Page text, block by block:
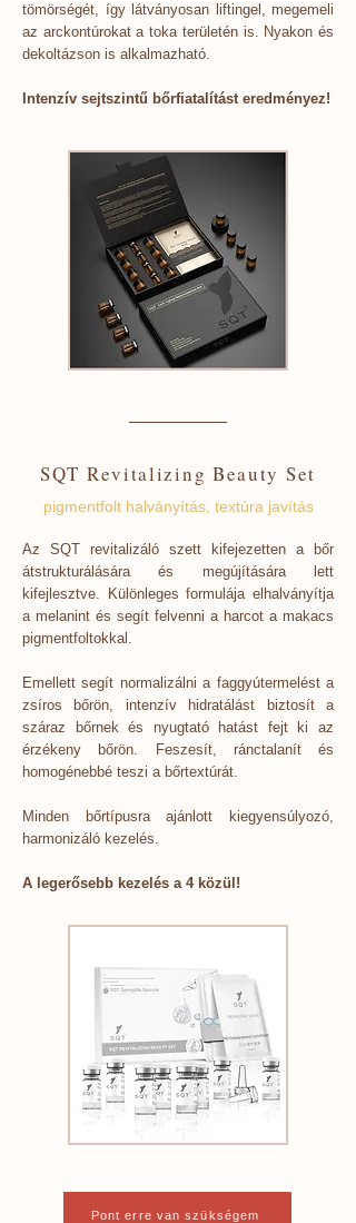
tömörségét, így látványosan liftingel, megemeli
az arckontúrokat a toka területén is. Nyakon és
dekoltázson is alkalmazható.
Intenzív sejtszintű bőrfiatalítást eredményez!
SQT Revitalizing Beauty Set
pigmentfolt halványítás, textúra javítás
Az SQT revitalizáló szett kifejezetten a bőr
átstrukturálására és megújítására lett
kifejlesztve. Különleges formulája elhalványítja
a melanint és segít felvenni a harcot a makacs
pigmentfoltokkal.
Emellett segít normalizálni a faggyútermelést a
zsíros bőrön, intenzív hidratálást biztosít a
száraz bőrnek és nyugtató hatást fejt ki az
érzékeny bőrön. Feszesít, ránctalanít és
homogénebbé teszi a bőrtextúrát.
Minden bőrtípusra ajánlott kiegyensúlyozó,
harmonizáló kezelés.
A legerősebb kezelés a 4 közül!
Pont erre van szükségem